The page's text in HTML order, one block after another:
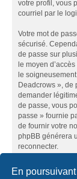
En
votre profil, vous
courriel par le
Votre mot de
sécurisé.
de passe sur
le moyen
le
Deadcrows », de
demander
de passe, vous
passe » fournie
de fournir votre
phpBB générera
reconnecter.